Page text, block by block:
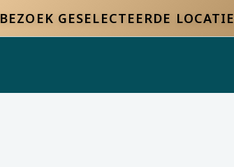
BEZOEK GESELECTEERDE LOCATIE